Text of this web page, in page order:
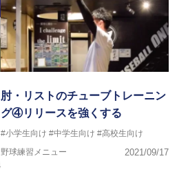
肘・リストのチューブトレーニン
グ④リリースを強くする
#小学生向け #中学生向け #高校生向け
野球練習メニュー
2021/09/17